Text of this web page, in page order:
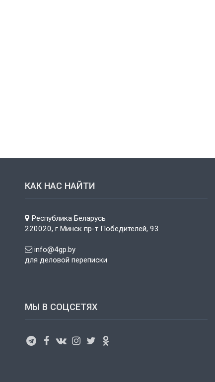
КАК НАС НАЙТИ
Республика Беларусь
220020, г.Минск пр-т Победителей, 93
info@4gp.by
для деловой переписки
МЫ В СОЦСЕТЯХ